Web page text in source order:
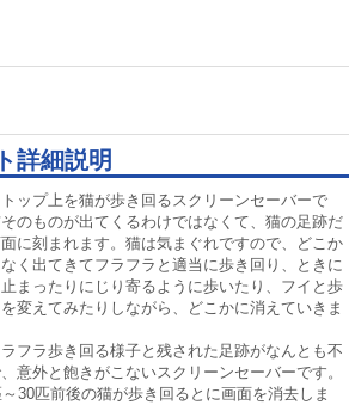
詳細説明
ップ上を猫が歩き回るスクリーンセーバーで
のものが出てくるわけではなくて、猫の足跡だ
に刻まれます。猫は気まぐれですので、どこか
く出てきてフラフラと適当に歩き回り、ときに
まったりにじり寄るように歩いたり、フイと歩
を変えてみたりしながら、どこかに消えていきま
フラ歩き回る様子と残された足跡がなんとも不
意外と飽きがこないスクリーンセーバーです。
30匹前後の猫が歩き回るとに画面を消去しま